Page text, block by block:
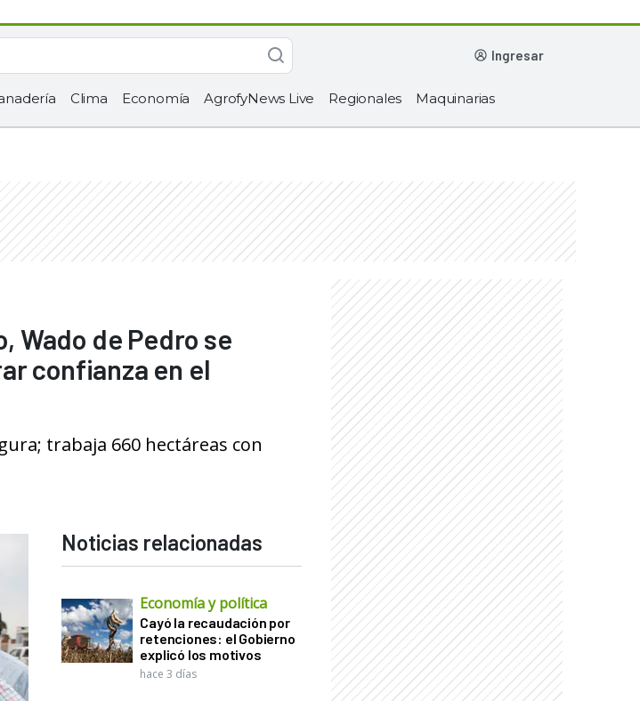
ingresar
Clima Economía AgrofyNews Live Regionales Maquinarias
Wado de Pedro se
confianza en el
trabaja 660 hectáreas con
Noticias relacionadas
Economía y política
Cayó la recaudación por
retenciones: el Gobierno
explicó los motivos
hace 3 días